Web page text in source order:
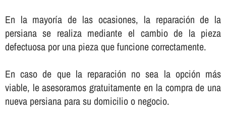
En la mayorí­a de las ocasiones, la reparación de la
persiana se realiza mediante el cambio de la pieza
defectuosa por una pieza que funcione correctamente.
En caso de que la reparación no sea la opción más
viable, le asesoramos gratuitamente en la compra de una
nueva persiana para su domicilio o negocio.